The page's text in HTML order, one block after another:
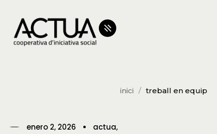
inici treball en equip
enero 2, 2026
actua